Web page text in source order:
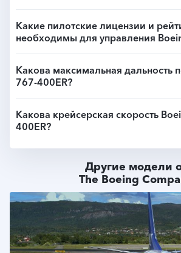
Какие пилотские лицензии и
необходимы для управления
Какова максимальная дальность
767-400ER?
Какова крейсерская скорость
400ER?
Другие модели
The Boeing